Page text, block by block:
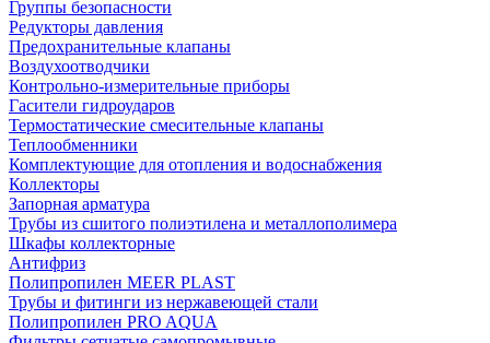
Группы безопасности
Редукторы давления
Предохранительные клапаны
Воздухоотводчики
Контрольно-измерительные приборы
Гасители гидроударов
Термостатические смесительные клапаны
Теплообменники
Комплектующие для отопления и водоснабжения
Коллекторы
Запорная арматура
Трубы из сшитого полиэтилена и металлополимера
Шкафы коллекторные
Антифриз
Полипропилен MEER PLAST
Трубы и фитинги из нержавеющей стали
Полипропилен PRO AQUA